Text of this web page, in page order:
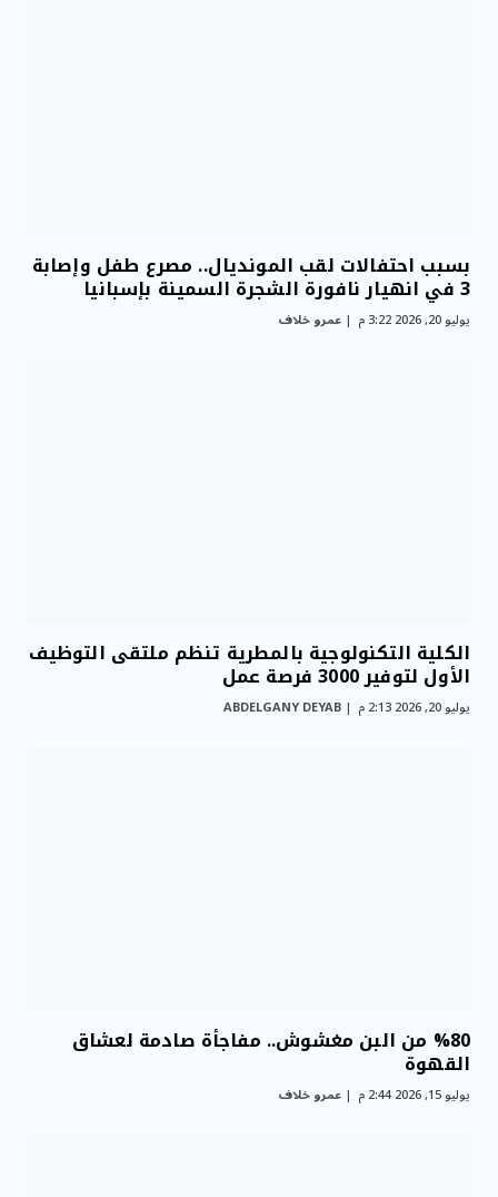
بسبب احتفالات لقب المونديال.. مصرع طفل وإصابة
3 في انهيار نافورة الشجرة السمينة بإسبانيا
يوليو 20, 2026 3:22 م عمرو خلاف
الكلية التكنولوجية بالمطرية تنظم ملتقى التوظيف
الأول لتوفير 3000 فرصة عمل
يوليو 20, 2026 2:13 م ABDELGANY DEYAB
%80 من البن مغشوش.. مفاجأة صادمة لعشاق
القهوة
يوليو 15, 2026 2:44 م عمرو خلاف